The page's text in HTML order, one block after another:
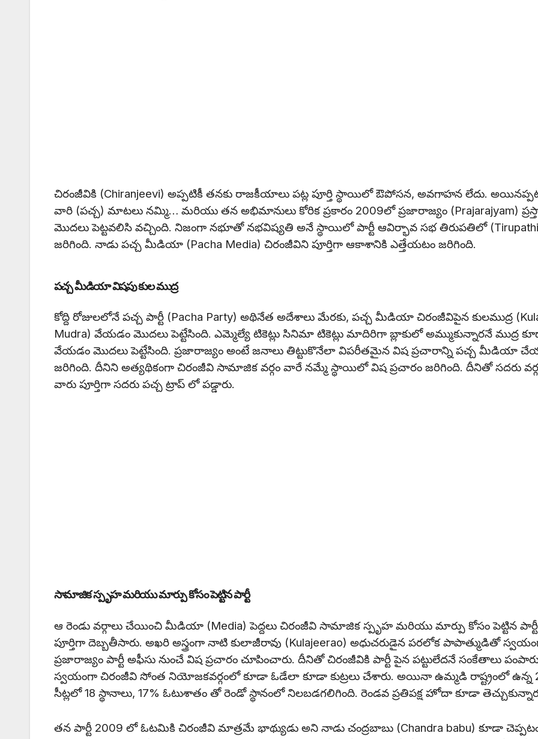
చిరంజీవికి (Chiranjeevi) అప్పటికీ తనకు రాజకీయాలు పట్ల పూర్తి స్థాయిలో ఔపోసన, అవగాహన లేదు.
వారి (పచ్చ) మాటలు నమ్మి… మరియు తన అభిమానులు కోరిక ప్రకారం 2009లో ప్రజారాజ్యం (Prajarajyam)
మొదలు పెట్టవలిసి వచ్చింది. నిజంగా నభూతో నభవిష్యతి అనే స్థాయిలో పార్టీ ఆవిర్భావ సభ తిరుపతిలో
జరిగింది. నాడు పచ్చ మీడియా (Pacha Media) చిరంజీవిని పూర్తిగా ఆకాశానికి ఎత్తేయటం జరిగింది.
పచ్చ మీడియా విషపు కుల ముద్ర
కోద్ది రోజులలోనే పచ్చ పార్టీ (Pacha Party) అథినేత అదేశాలు మేరకు, పచ్చ మీడియా చిరంజీవిపైన కులముద్ర
Mudra) వేయడం మొదలు పెట్టేసింది. ఎమ్మెల్యే టికెట్లు సినిమా టికెట్లు మాదిరిగా బ్లాకులో అమ్ముకున్నారనే ముద్ర
వేయడం మొదలు పెట్టేసింది. ప్రజారాజ్యం అంటే జనాలు తిట్టుకొనేలా విపరీతమైన విష ప్రచారాన్ని పచ్చ మీడియా
జరిగింది. దీనిని అత్యథికంగా చిరంజీవి సామాజిక వర్గం వారే నమ్మే స్థాయిలో విష ప్రచారం జరిగింది. దీనితో సదరు
వారు పూర్తిగా సదరు పచ్చ ట్రాప్ లో పడ్డారు.
సామాజిక స్పృహ మరియు మార్పు కోసం పెట్టిన పార్టీ
ఆ రెండు వర్గాలు చేయించి మీడియా (Media) పెద్దలు చిరంజీవి సామాజిక స్పృహ మరియు మార్పు కోసం పెట్టిన
పూర్తిగా దెబ్బతీసారు. అఖరి అస్త్రంగా నాటి కులాజీరావు (Kulajeerao) అధుచరుడైన పరలోక పాపాత్ముడితో
ప్రజారాజ్యం పార్టీ అఫీసు నుంచే విష ప్రచారం చూపించారు. దీనితో చిరంజీవికి పార్టీ పైన పట్టులేదనే సంకేతాలు
స్వయంగా చిరంజీవి సోంత నియోజకవర్గంలో కూడా ఓడేలా కూడా కుట్రలు చేశారు. అయినా ఉమ్మడి రాష్ట్రంలో ఉన్న
సీట్లలో 18 స్థానాలు, 17% ఓటుశాతం తో రెండో స్థానంలో నిలబడగలిగింది. రెండవ ప్రతిపక్ష హోదా కూడా
తన పార్టీ 2009 లో ఓటమికి చిరంజీవి మాత్రమే భాథ్యుడు అని నాడు చంద్రబాబు (Chandra babu) కూడా